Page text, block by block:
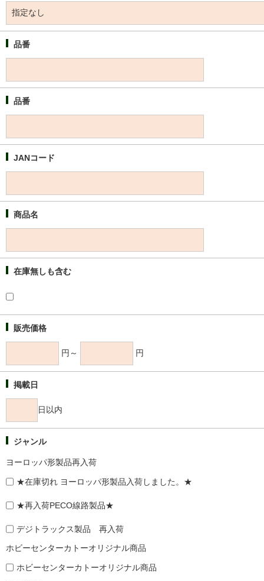
品番
品番
JANコード
商品名
在庫無しも含む
販売価格
円～ 円
掲載日
日以内
ジャンル
ヨーロッパ形製品再入荷
★在庫切れ ヨーロッパ形製品入荷しました。★
★再入荷PECO線路製品★
デジトラックス製品 再入荷
ホビーセンターカトーオリジナル商品
ホビーセンターカトーオリジナル商品